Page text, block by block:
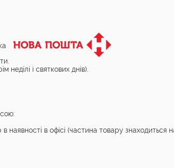
і святкових днів).
в офісі (частина товару знаходиться